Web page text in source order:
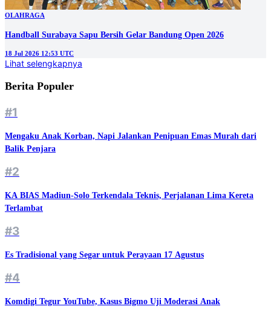
OLAHRAGA
Handball Surabaya Sapu Bersih Gelar Bandung Open 2026
18 Jul 2026 12:53 UTC
Lihat selengkapnya
Berita Populer
#1
Mengaku Anak Korban, Napi Jalankan Penipuan Emas Murah dari
Balik Penjara
#2
KA BIAS Madiun-Solo Terkendala Teknis, Perjalanan Lima Kereta
Terlambat
#3
Es Tradisional yang Segar untuk Perayaan 17 Agustus
#4
Komdigi Tegur YouTube, Kasus Bigmo Uji Moderasi Anak